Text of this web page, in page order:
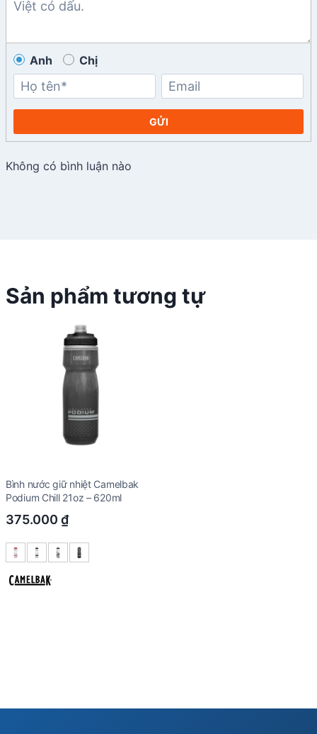
Anh Chị
GỬI
Không có bình luận nào
Sản phẩm tương tự
Bình nước giữ nhiệt Camelbak
Podium Chill 21oz – 620ml
375.000 ₫